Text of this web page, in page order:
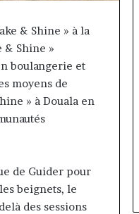
& Shine » à la
& Shine »
boulangerie et
moyens de
» à Douala en
de Guider pour
beignets, le
des sessions
MTN Cameroun :
vice-président